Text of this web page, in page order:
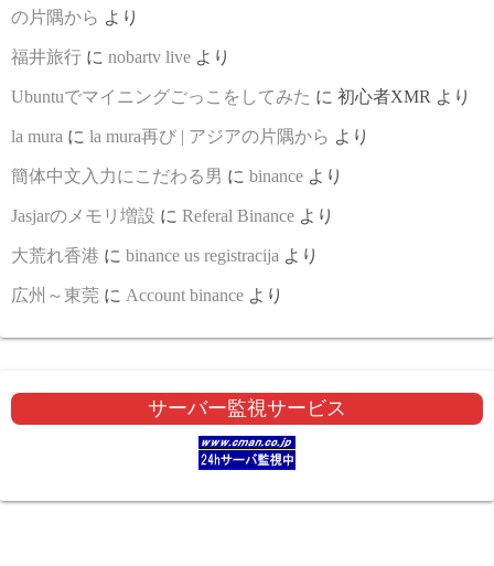
の片隅から より
福井旅行 に nobartv live より
Ubuntuでマイニングごっこをしてみた に 初心者XMR より
la mura に la mura再び | アジアの片隅から より
簡体中文入力にこだわる男 に binance より
Jasjarのメモリ増設 に Referal Binance より
大荒れ香港 に binance us registracija より
広州～東莞 に Account binance より
サーバー監視サービス